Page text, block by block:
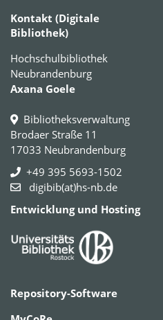
Kontakt (Digitale
Bibliothek)
Hochschulbibliothek
Neubrandenburg
Axana Goele
Bibliotheksverwaltung
Brodaer Straße 11
17033 Neubrandenburg
+49 395 5693-1502
digibib(at)hs-nb.de
Entwicklung und Hosting
Repository-Software